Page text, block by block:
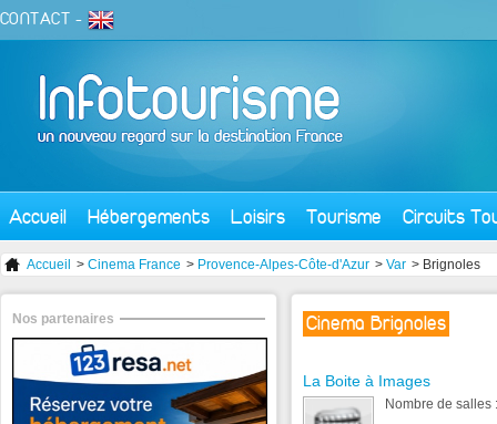
CONTACT -
Accueil Hébergements Loisirs Tourisme Circuits
Accueil > Cinema France > Provence-Alpes-Côte-d'Azur > Var > Brignoles
Cinema Brignoles
La Boite à Images
Nombre de salles
Nos partenaires